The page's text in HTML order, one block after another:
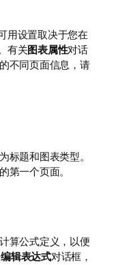
用设置取决于您在
有关图表属性对话
不同页面信息，请
标题和图表类型。
第一个页面。
算公式定义，以便
编辑表达式对话框，